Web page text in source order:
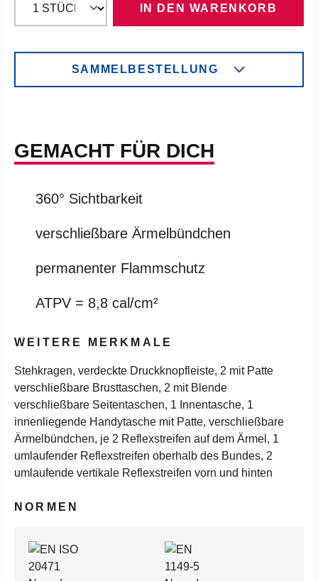
IN DEN WARENKORB
SAMMELBESTELLUNG
GEMACHT FÜR DICH
360° Sichtbarkeit
verschließbare Ärmelbündchen
permanenter Flammschutz
ATPV = 8,8 cal/cm²
WEITERE MERKMALE
Stehkragen, verdeckte Druckknopfleiste, 2 mit Patte
verschließbare Brusttaschen, 2 mit Blende
verschließbare Seitentaschen, 1 Innentasche, 1
innenliegende Handytasche mit Patte, verschließbare
Ärmelbündchen, je 2 Reflexstreifen auf dem Ärmel, 1
umlaufender Reflexstreifen oberhalb des Bundes, 2
umlaufende vertikale Reflexstreifen vorn und hinten
NORMEN